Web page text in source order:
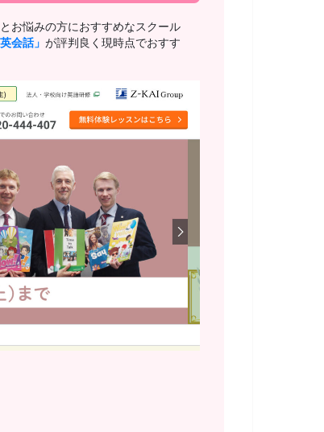
とお悩みの方におすすめなスクール
会話」 が評判良く現時点でおすす